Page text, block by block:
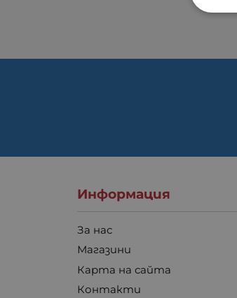
Информация
За нас
Магазини
Карта на сайта
Контакти